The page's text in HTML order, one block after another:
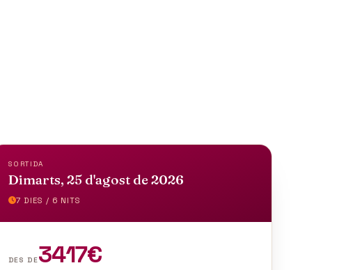
SORTIDA
Dimarts, 25 d'agost de 2026
7 DIES / 6 NITS
DES DE3417€